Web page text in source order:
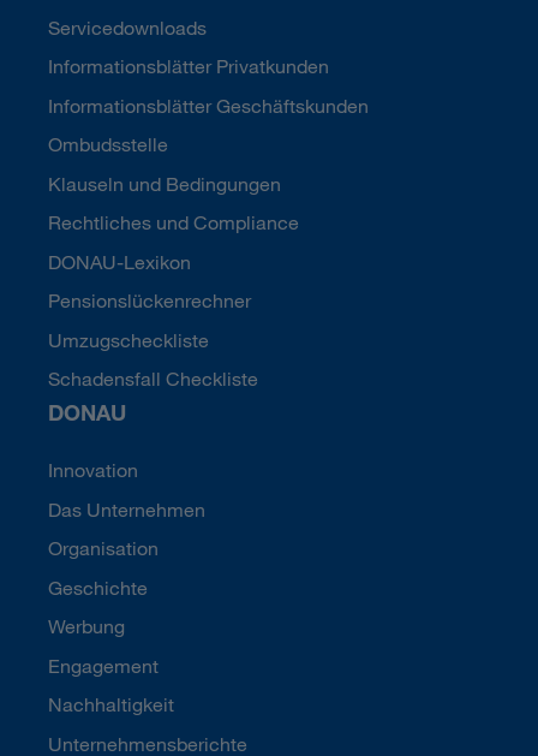
Servicedownloads
Informationsblätter Privatkunden
Informationsblätter Geschäftskunden
Ombudsstelle
Klauseln und Bedingungen
Rechtliches und Compliance
DONAU-Lexikon
Pensionslückenrechner
Umzugscheckliste
Schadensfall Checkliste
DONAU
Innovation
Das Unternehmen
Organisation
Geschichte
Werbung
Engagement
Nachhaltigkeit
Unternehmensberichte